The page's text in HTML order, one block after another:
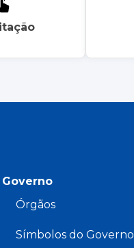
Governo
Órgãos
Símbolos do Governo